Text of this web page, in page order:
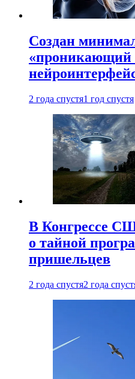
Создан
«проникающий
2 года спустя1 год спустя
В Конгрессе
о тайной
пришельцев
2 года спустя2 года